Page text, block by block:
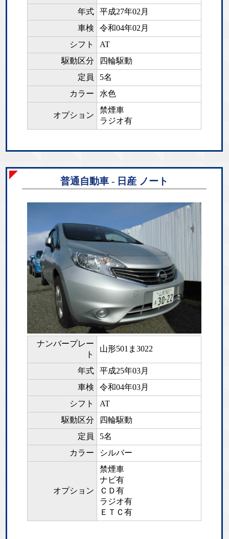
年式
平成27年02月
車検
令和04年02月
シフト
AT
駆動区分
四輪駆動
定員
5名
カラー
水色
オプション
禁煙車
ラジオ有
普通自動車 - 日産 ノート
ナンバープレー
ト
山形501ま3022
年式
平成25年03月
車検
令和04年03月
シフト
AT
駆動区分
四輪駆動
定員
5名
カラー
シルバー
オプション
禁煙車
ナビ有
ＣＤ有
ラジオ有
ＥＴＣ有